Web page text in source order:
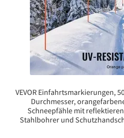
VEVOR Einfahrtsmarkierungen,
Durchmesser,
Schneepfähle mit
Stahlbohrer und